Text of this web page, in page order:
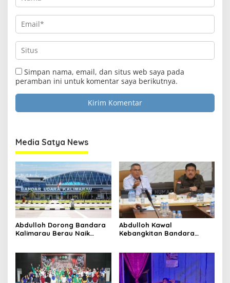
Simpan nama, email, dan situs web saya pada
peramban ini untuk komentar saya berikutnya.
Media Satya News
Abdulloh Dorong Bandara
Kalimarau Berau Naik
Abdulloh Kawal
Kebangkitan Bandara
Proyek Strategis